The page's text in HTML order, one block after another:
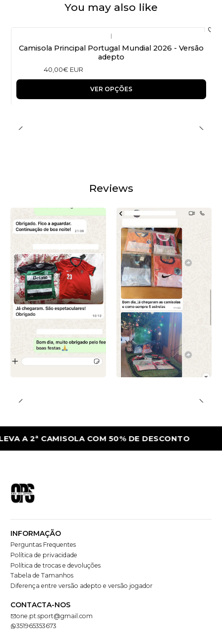
You may also like
|
Camisola Principal Portugal Mundial 2026 - Versão
adepto
40,00€ EUR
VER OPÇÕES
Reviews
CAMISOLA COM 50% DE DESCONTO
INFORMAÇÃO
Perguntas Frequentes
Política de privacidade
Política de trocas e devoluções
Tabela de Tamanhos
Diferença entre versão adepto e versão jogador
CONTACTA-NOS
one.pt.sport@gmail.com
351965353673